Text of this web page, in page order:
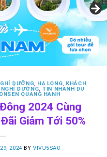
DƯỠNG, HẠ LONG, KHÁCH
DƯỠNG, TIN NHANH DU
QUANG HANH
2024 Cùng
Giảm Tới 50%
2024 BY VIVU5SAO